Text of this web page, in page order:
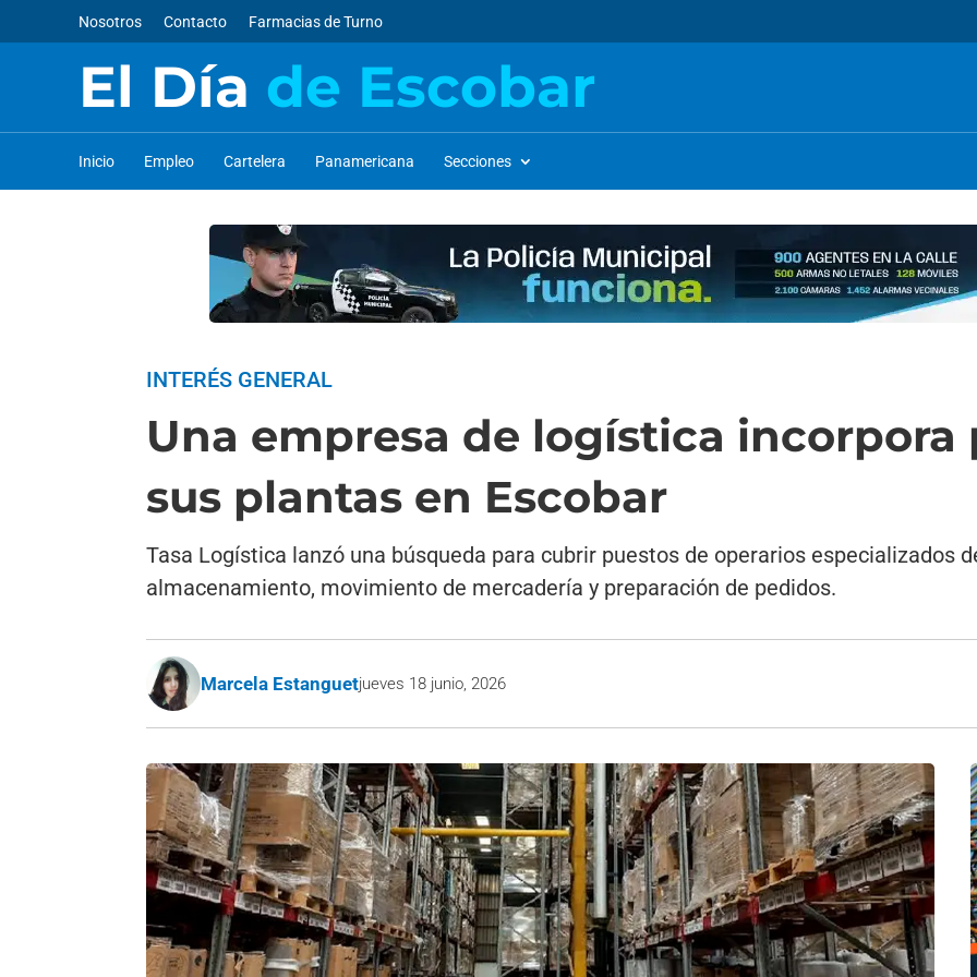
Nosotros Contacto Farmacias de Turno
El Día de Escobar
Inicio Empleo Cartelera Panamericana Secciones
INTERÉS GENERAL
Una empresa de logística incorpora
sus plantas en Escobar
Tasa Logística lanzó una búsqueda para cubrir puestos de operarios especializados
almacenamiento, movimiento de mercadería y preparación de pedidos.
Marcela Estanguetjueves 18 junio, 2026